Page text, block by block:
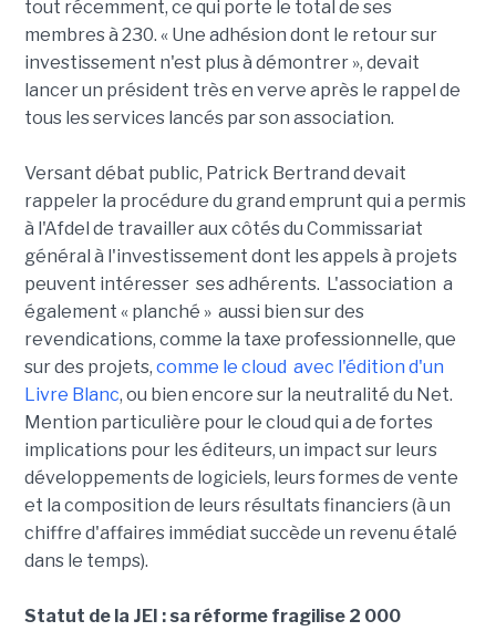
tout récemment, ce qui porte le total de ses
membres à 230. « Une adhésion dont le retour sur
investissement n'est plus à démontrer », devait
lancer un président très en verve après le rappel de
tous les services lancés par son association.
Versant débat public, Patrick Bertrand devait
rappeler la procédure du grand emprunt qui a permis
à l'Afdel de travailler aux côtés du Commissariat
général à l'investissement dont les appels à projets
peuvent intéresser ses adhérents. L'association a
également « planché » aussi bien sur des
revendications, comme la taxe professionnelle, que
sur des projets, comme le cloud avec l'édition d'un
Livre Blanc, ou bien encore sur la neutralité du Net.
Mention particulière pour le cloud qui a de fortes
implications pour les éditeurs, un impact sur leurs
développements de logiciels, leurs formes de vente
et la composition de leurs résultats financiers (à un
chiffre d'affaires immédiat succède un revenu étalé
dans le temps).
Statut de la JEI : sa réforme fragilise 2 000